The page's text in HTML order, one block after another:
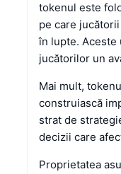
tokenul este
pe care
în lupte. Aceste
jucătorilor un
Mai mult,
construiască
strat de
decizii care
Proprietatea